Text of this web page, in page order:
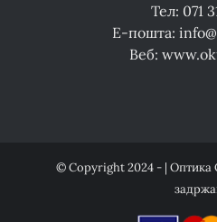
Тел: 071
Е-пошта:
Веб:
© Copyright 2024 - | Оптика